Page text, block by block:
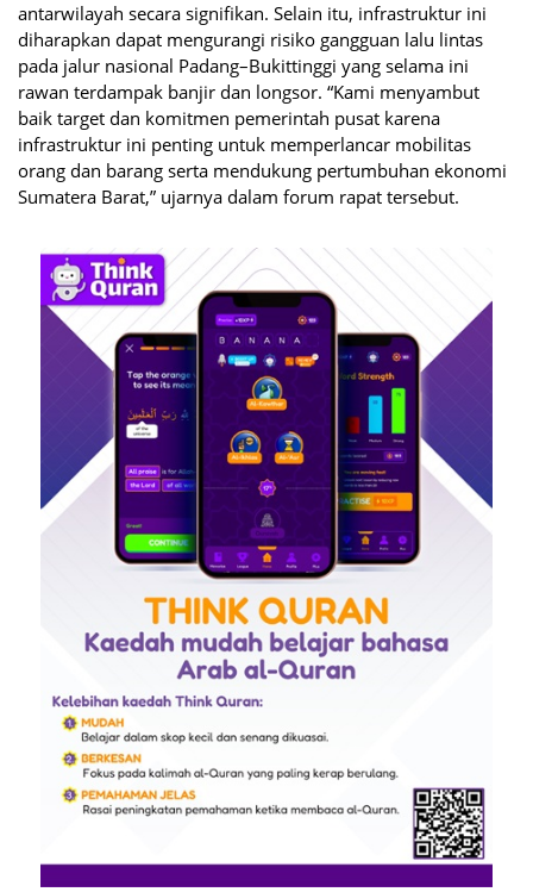
antarwilayah secara signifikan. Selain itu, infrastruktur ini
diharapkan dapat mengurangi risiko gangguan lalu lintas
pada jalur nasional Padang–Bukittinggi yang selama ini
rawan terdampak banjir dan longsor. “Kami menyambut
baik target dan komitmen pemerintah pusat karena
infrastruktur ini penting untuk memperlancar mobilitas
orang dan barang serta mendukung pertumbuhan ekonomi
Sumatera Barat,” ujarnya dalam forum rapat tersebut.